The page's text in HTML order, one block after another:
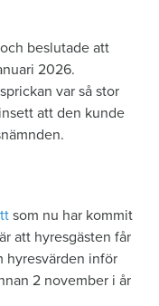
beslutade att
2026.
var så stor
att den kunde
som nu har kommit
att hyresgästen får
hyresvärden inför
2 november i år